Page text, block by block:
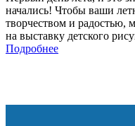
начались! Чтобы ваши
творчеством и радостью,
на выставку детского
Подробнее